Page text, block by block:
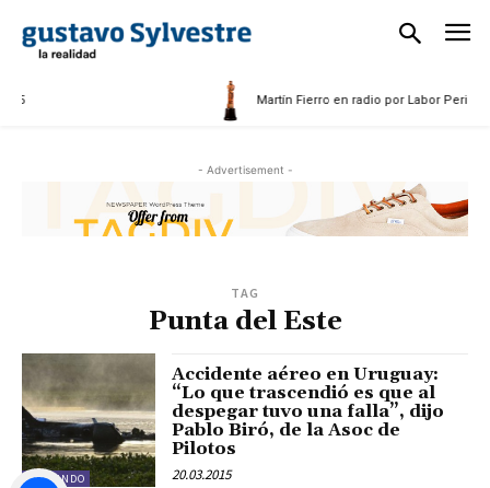
Martín Fierro en radio por Labor
- Advertisement -
TAG
Punta del Este
EL MUNDO
Accidente aéreo en Uruguay:
“Lo que trascendió es que al
despegar tuvo una falla”, dijo
Pablo Biró, de la Asoc de
Pilotos
20.03.2015